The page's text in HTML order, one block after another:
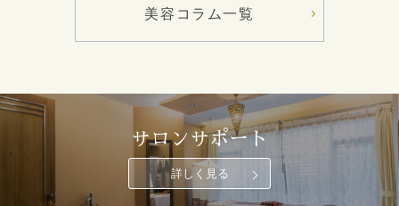
美容コラム一覧
サロンサポート
詳しく見る